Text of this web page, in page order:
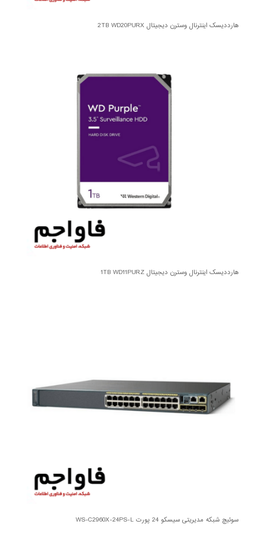
هارددیسک اینترنال وسترن دیجیتال 2TB WD20PURX
هارددیسک اینترنال وسترن دیجیتال 1TB WD11PURZ
سوئیچ شبکه مدیریتی سیسکو 24 پورت WS-C2960X-24PS-L